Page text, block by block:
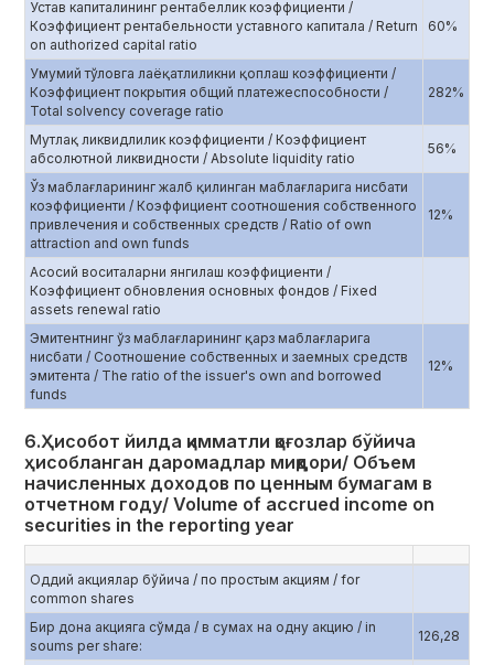
Устав капиталининг рентабеллик коэффициенти /
Коэффициент рентабельности уставного капитала / Return
on authorized capital ratio
60%
Умумий тўловга лаёқатлиликни қоплаш коэффициенти /
Коэффициент покрытия общий платежеспособности /
Total solvency coverage ratio
282%
Мутлақ ликвидлилик коэффициенти / Коэффициент
абсолютной ликвидности / Absolute liquidity ratio
56%
Ўз маблағларининг жалб қилинган маблағларига нисбати
коэффициенти / Коэффициент соотношения собственного
привлечения и собственных средств / Ratio of own
attraction and own funds
12%
Асосий воситаларни янгилаш коэффициенти /
Коэффициент обновления основных фондов / Fixed
assets renewal ratio
Эмитентнинг ўз маблағларининг қарз маблағларига
нисбати / Соотношение собственных и заемных средств
эмитента / The ratio of the issuer's own and borrowed
funds
12%
6.Ҳисобот йилда қимматли қоғозлар бўйича
ҳисобланган даромадлар миқдори/ Объем
начисленных доходов по ценным бумагам в
отчетном году/ Volume of accrued income on
securities in the reporting year
Оддий акциялар бўйича / по простым акциям / for
common shares
Бир дона акцияга сўмда / в сумах на одну акцию / in
soums per share:
126,28